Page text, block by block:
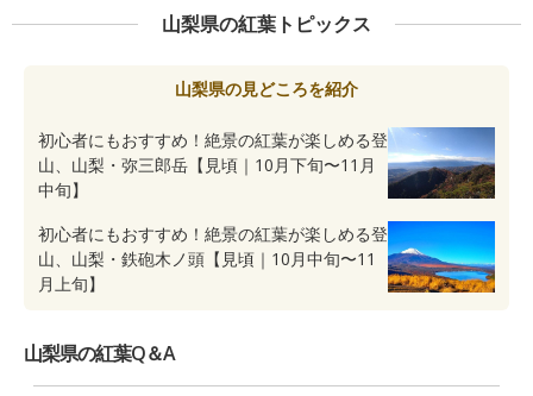
山梨県の紅葉トピックス
山梨県の見どころを紹介
初心者にもおすすめ！絶景の紅葉が楽しめる登
山、山梨・弥三郎岳【見頃｜10月下旬〜11月
中旬】
初心者にもおすすめ！絶景の紅葉が楽しめる登
山、山梨・鉄砲木ノ頭【見頃｜10月中旬〜11
月上旬】
山梨県の紅葉Q＆A